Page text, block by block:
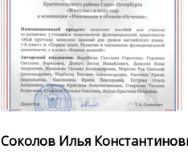
Соколов Илья